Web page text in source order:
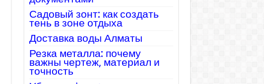
Садовый зонт: как создать
тень в зоне отдыха
Доставка воды Алматы
Резка металла: почему
важны чертеж, материал и
точность